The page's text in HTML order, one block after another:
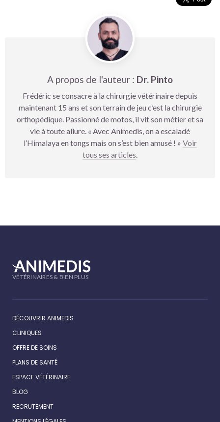
A propos de l'auteur : Dr. Pinto
Frédéric se consacre à la chirurgie vétérinaire depuis
maintenant 15 ans et son terrain de jeu c’est la chirurgie
orthopédique. Passionné de motos, il vit son métier et sa
vie à toute allure. « Avec Animedis, on a escaladé
l’Himalaya en tongs mais on s’est bien amusé ! » Voir
tous ses articles.
VÉTÉRINAIRES & BIEN PLUS
DÉCOUVRIR ANIMEDIS
CLINIQUES
OFFRE DE SOINS
PLANS DE SANTÉ
ESPACE VÉTÉRINAIRE
BLOG
RECRUTEMENT